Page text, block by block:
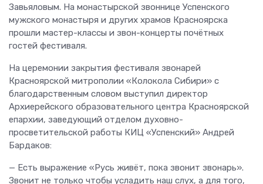
Завьяловым. На монастырской звоннице Успенского
мужского монастыря и других храмов Красноярска
прошли мастер-классы и звон-концерты почётных
гостей фестиваля.
На церемонии закрытия фестиваля звонарей
Красноярской митрополии «Колокола Сибири» с
благодарственным словом выступил директор
Архиерейского образовательного центра Красноярской
епархии, заведующий отделом духовно-
просветительской работы КИЦ «Успенский» Андрей
Бардаков:
— Есть выражение «Русь живёт, пока звонит звонарь».
Звонит не только чтобы усладить наш слух, а для того,